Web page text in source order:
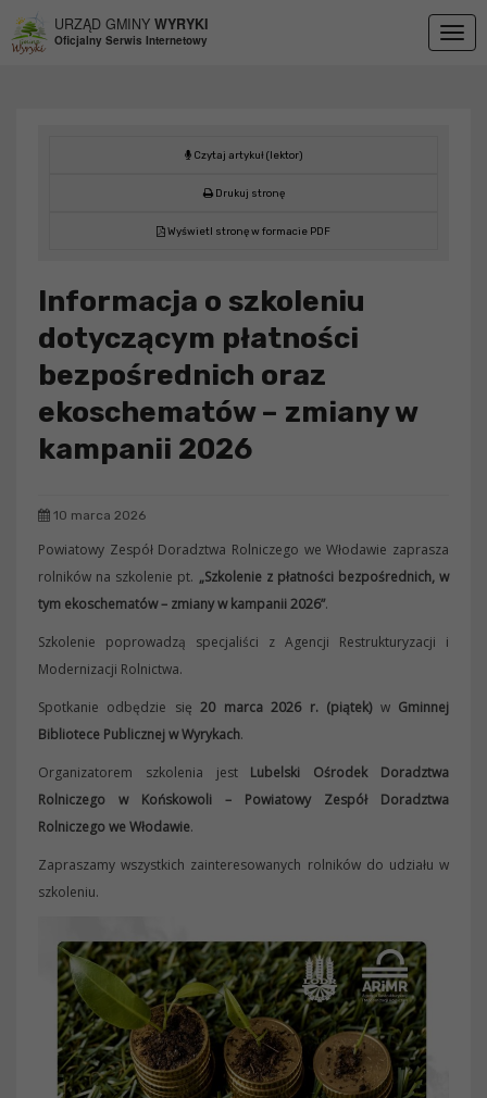
URZĄD GMINY WYRYKI
Oficjalny Serwis Internetowy
Czytaj artykuł (lektor)
Drukuj stronę
Wyświetl stronę w formacie PDF
Informacja o szkoleniu
dotyczącym płatności
bezpośrednich oraz
ekoschematów – zmiany w
kampanii 2026
10 marca 2026
Powiatowy Zespół Doradztwa Rolniczego we Włodawie zaprasza
rolników na szkolenie pt. „Szkolenie z płatności bezpośrednich, w
tym ekoschematów – zmiany w kampanii 2026”.
Szkolenie poprowadzą specjaliści z Agencji Restrukturyzacji i
Modernizacji Rolnictwa.
Spotkanie odbędzie się20 marca 2026 r. (piątek)w Gminnej
Bibliotece Publicznej w Wyrykach.
Organizatorem szkolenia jest Lubelski Ośrodek Doradztwa
Rolniczego w Końskowoli – Powiatowy Zespół Doradztwa
Rolniczego we Włodawie.
Zapraszamy wszystkich zainteresowanych rolników do udziału w
szkoleniu.